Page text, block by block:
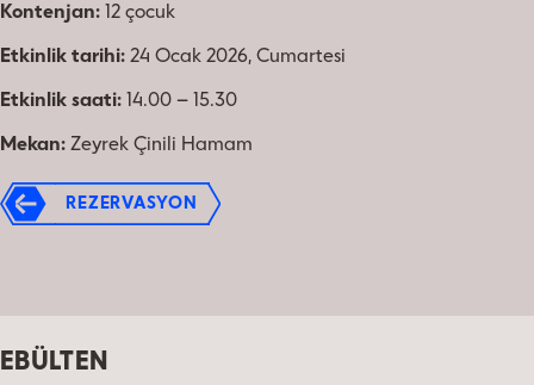
Kontenjan: 12 çocuk
Etkinlik tarihi: 24 Ocak 2026, Cumartesi
Etkinlik saati: 14.00 – 15.30
Mekan: Zeyrek Çinili Hamam
REZERVASYON
EBÜLTEN